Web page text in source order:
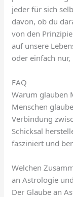
jeder für sich
davon, ob du
von den
auf unsere
oder einfach
FAQ
Warum glauben
Menschen
Verbindung
Schicksal
fasziniert und
Welchen
an Astrologie
Der Glaube an